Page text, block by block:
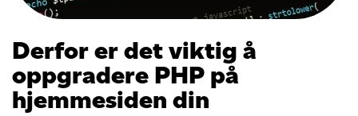
Derfor er det viktig å
oppgradere PHP på
hjemmesiden din